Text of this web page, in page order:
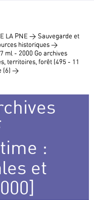
LA PNE > Sauvegarde et
historiques >
ml - 2000 Go archives
territoires, forêt (495 - 11
(6) >
:
et